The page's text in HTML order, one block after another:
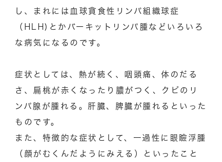
し、まれには血球貪食性リンパ組織球症
（HLH)とかバーキットリンパ腫などいろいろ
な病気になるのです。
症状としては、熱が続く、咽頭痛、体のだる
さ、扁桃が赤くなったり膿がつく、クビのリ
ンパ腺が腫れる。肝臓、脾臓が腫れるといった
ものです。
また、特徴的な症状として、一過性に眼瞼浮腫
（顔がむくんだようにみえる）といったこと